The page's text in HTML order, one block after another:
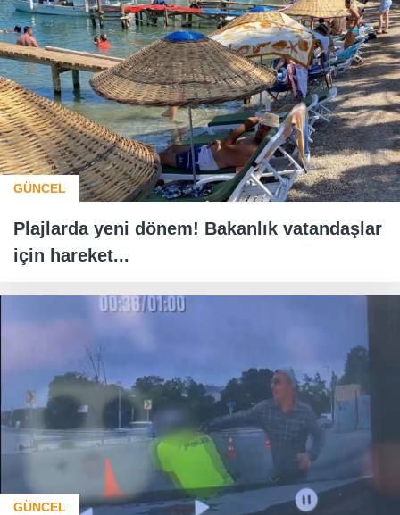
GÜNCEL
Plajlarda yeni dönem! Bakanlık vatandaşlar
için hareket...
GÜNCEL